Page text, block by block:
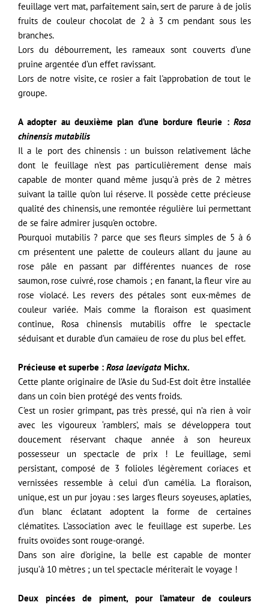
feuillage vert mat, parfaitement sain, sert de parure à de jolis
fruits de couleur chocolat de 2 à 3 cm pendant sous les
branches.
Lors du débourrement, les rameaux sont couverts d’une
pruine argentée d’un effet ravissant.
Lors de notre visite, ce rosier a fait l'approbation de tout le
groupe.
A adopter au deuxième plan d’une bordure fleurie : Rosa
chinensis mutabilis
Il a le port des chinensis : un buisson relativement lâche
dont le feuillage n’est pas particulièrement dense mais
capable de monter quand même jusqu’à près de 2 mètres
suivant la taille qu’on lui réserve. Il possède cette précieuse
qualité des chinensis, une remontée régulière lui permettant
de se faire admirer jusqu’en octobre.
Pourquoi mutabilis ? parce que ses fleurs simples de 5 à 6
cm présentent une palette de couleurs allant du jaune au
rose pâle en passant par différentes nuances de rose
saumon, rose cuivré, rose chamois ; en fanant, la fleur vire au
rose violacé. Les revers des pétales sont eux-mêmes de
couleur variée. Mais comme la floraison est quasiment
continue, Rosa chinensis mutabilis offre le spectacle
séduisant et durable d’un camaïeu de rose du plus bel effet.
Précieuse et superbe : Rosa laevigata Michx.
Cette plante originaire de l’Asie du Sud-Est doit être installée
dans un coin bien protégé des vents froids.
C’est un rosier grimpant, pas très pressé, qui n’a rien à voir
avec les vigoureux ‘ramblers’, mais se développera tout
doucement réservant chaque année à son heureux
possesseur un spectacle de prix ! Le feuillage, semi
persistant, composé de 3 folioles légèrement coriaces et
vernissées ressemble à celui d’un camélia. La floraison,
unique, est un pur joyau : ses larges fleurs soyeuses, aplaties,
d’un blanc éclatant adoptent la forme de certaines
clématites. L’association avec le feuillage est superbe. Les
fruits ovoïdes sont rouge-orangé.
Dans son aire d’origine, la belle est capable de monter
jusqu’à 10 mètres ; un tel spectacle mériterait le voyage !
Deux pincées de piment, pour l’amateur de couleurs